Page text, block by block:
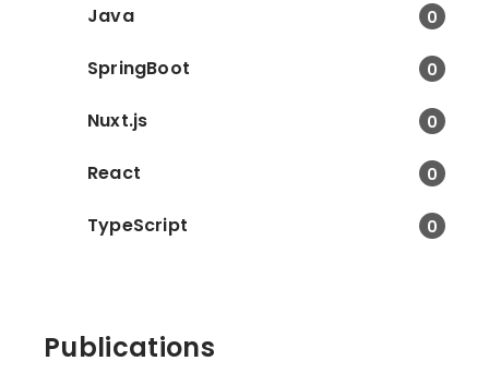
Java 0
SpringBoot 0
Nuxt.js 0
React 0
TypeScript 0
Publications